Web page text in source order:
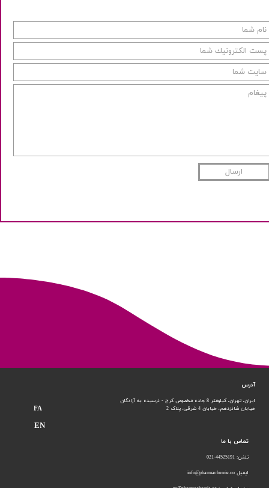
ارسال
تماس با ما
تلفن: 44525191-021
ایمیل info@pharmachemie.co
آدرس
ایران، تهران، کیلومتر 8 جاده مخصوص کرج - نرسیده به آزادگان
خیابان شانزدهم، خیابان 4 شرقی، پلاک 2 FA